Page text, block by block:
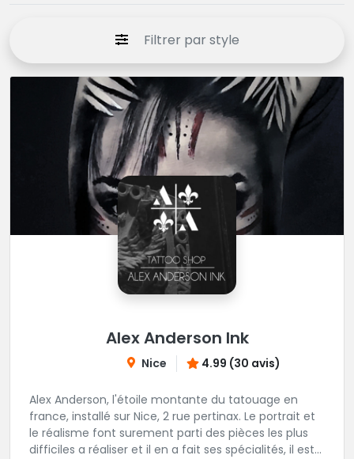
Filtrer par style
Alex Anderson Ink
Nice 4.99 (30 avis)
Alex Anderson, l'étoile montante du tatouage en
france, installé sur Nice, 2 rue pertinax. Le portrait et
le réalisme font surement parti des pièces les plus
difficiles a réaliser et il en a fait ses spécialités, il est